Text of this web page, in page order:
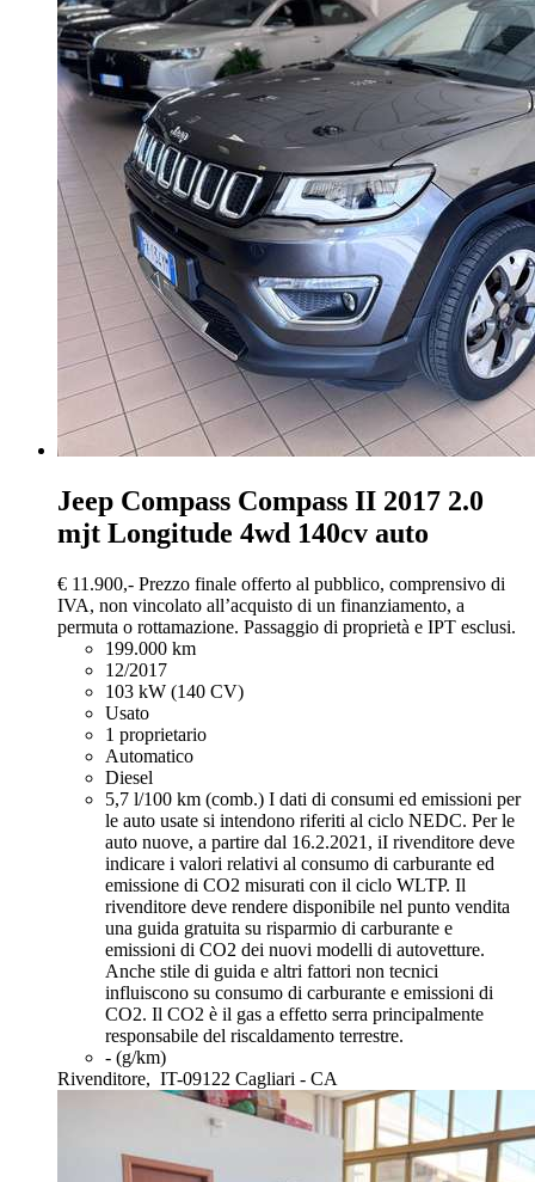
Jeep Compass Compass II 2017 2.0
mjt Longitude 4wd 140cv auto
€ 11.900,- Prezzo finale offerto al pubblico, comprensivo di
IVA, non vincolato all’acquisto di un finanziamento, a
permuta o rottamazione. Passaggio di proprietà e IPT esclusi.
199.000 km
12/2017
103 kW (140 CV)
Usato
1 proprietario
Automatico
Diesel
5,7 l/100 km (comb.) I dati di consumi ed emissioni per
le auto usate si intendono riferiti al ciclo NEDC. Per le
auto nuove, a partire dal 16.2.2021, iI rivenditore deve
indicare i valori relativi al consumo di carburante ed
emissione di CO2 misurati con il ciclo WLTP. Il
rivenditore deve rendere disponibile nel punto vendita
una guida gratuita su risparmio di carburante e
emissioni di CO2 dei nuovi modelli di autovetture.
Anche stile di guida e altri fattori non tecnici
influiscono su consumo di carburante e emissioni di
CO2. Il CO2 è il gas a effetto serra principalmente
responsabile del riscaldamento terrestre.
- (g/km)
Rivenditore, IT-09122 Cagliari - CA